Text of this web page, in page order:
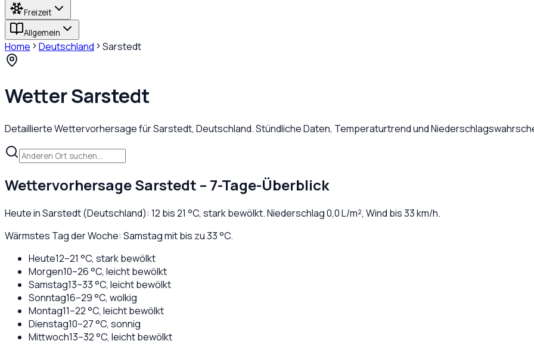
Freizeit
Allgemein
Home Deutschland Sarstedt
WetterSarstedt
Detaillierte Wettervorhersage fürSarstedt, Deutschland. Stündliche Daten, Temperaturtrend und
WettervorhersageSarstedt – 7-Tage-Überblick
Heute inSarstedt(Deutschland): 12 bis21 °C, stark bewölkt. Niederschlag0,0L/m², Wind bis33km/h.
Wärmstes Tag der Woche: Samstag mit bis zu 33 °C.
Heute12–21 °C, stark bewölkt
Morgen10–26°C, leicht bewölkt
Samstag13–33°C, leicht bewölkt
Sonntag16–29°C, wolkig
Montag11–22°C, leicht bewölkt
Dienstag10–27°C, sonnig
Mittwoch13–32°C, leicht bewölkt